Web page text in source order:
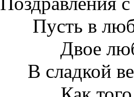
Пусть в
Двое
В сладкой